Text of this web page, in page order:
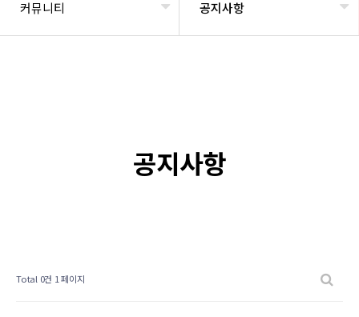
커뮤니티 공지사항
공지사항
Total 0건 1 페이지